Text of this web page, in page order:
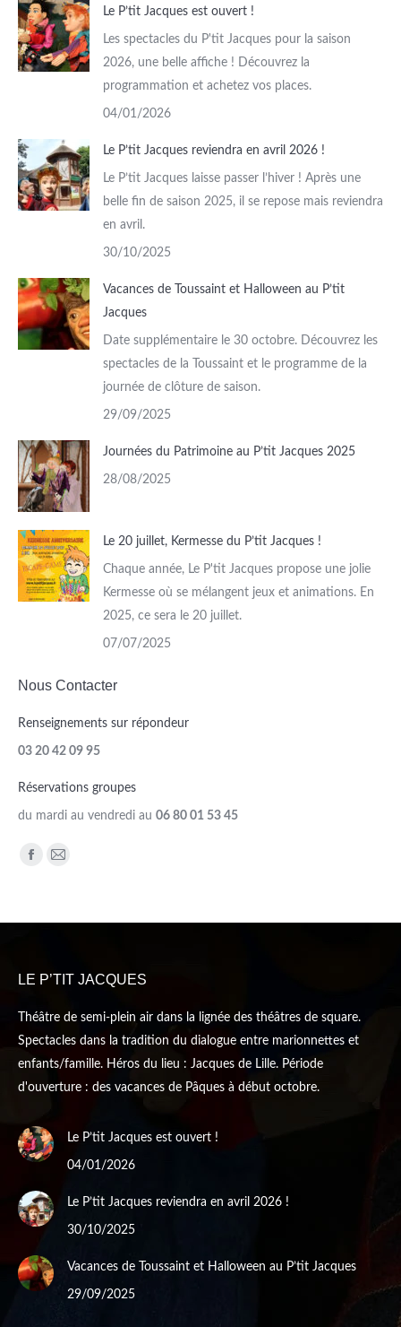
Le P’tit Jacques est ouvert !
Les spectacles du P'tit Jacques pour la saison
2026, une belle affiche ! Découvrez la
programmation et achetez vos places.
04/01/2026
Le P’tit Jacques reviendra en avril 2026 !
Le P’tit Jacques laisse passer l’hiver ! Après une
belle fin de saison 2025, il se repose mais reviendra
en avril.
30/10/2025
Vacances de Toussaint et Halloween au P’tit
Jacques
Date supplémentaire le 30 octobre. Découvrez les
spectacles de la Toussaint et le programme de la
journée de clôture de saison.
29/09/2025
Journées du Patrimoine au P’tit Jacques 2025
28/08/2025
Le 20 juillet, Kermesse du P’tit Jacques !
Chaque année, Le P'tit Jacques propose une jolie
Kermesse où se mélangent jeux et animations. En
2025, ce sera le 20 juillet.
07/07/2025
Nous Contacter
Renseignements sur répondeur
03 20 42 09 95
Réservations groupes
du mardi au vendredi au 06 80 01 53 45
Trouvez nous sur :
windowwindow
LE P’TIT JACQUES
Théâtre de semi-plein air dans la lignée des théâtres de square.
Spectacles dans la tradition du dialogue entre marionnettes et
enfants/famille. Héros du lieu : Jacques de Lille. Période
d'ouverture : des vacances de Pâques à début octobre.
Le P’tit Jacques est ouvert !
04/01/2026
Le P’tit Jacques reviendra en avril 2026 !
30/10/2025
Vacances de Toussaint et Halloween au P’tit Jacques
29/09/2025